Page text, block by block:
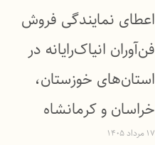
اعطای نمایندگی فروش
فن‌آوران انیاک‌رایانه در
استان‌های خوزستان،
خراسان و کرمانشاه
۱۷ مرداد ۱۴۰۵